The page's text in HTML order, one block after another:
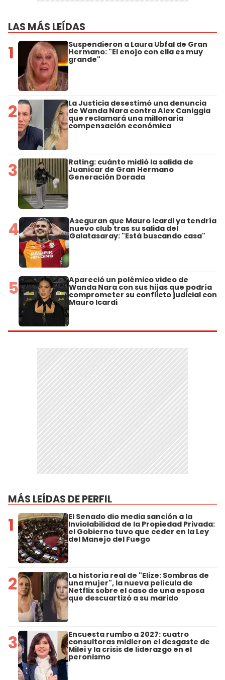
LAS MÁS LEÍDAS
1 Suspendieron a Laura Ubfal de Gran
Hermano: "El enojo con ella es muy
grande"
2 La Justicia desestimó una denuncia
de Wanda Nara contra Alex Caniggia
que reclamará una millonaria
compensación económica
3 Rating: cuánto midió la salida de
Juanicar de Gran Hermano
Generación Dorada
4 Aseguran que Mauro Icardi ya tendría
nuevo club tras su salida del
Galatasaray: "Está buscando casa"
5 Apareció un polémico video de
Wanda Nara con sus hijas que podría
comprometer su conflicto judicial con
Mauro Icardi
MÁS LEÍDAS DE PERFIL
1 El Senado dio media sanción a la
Inviolabilidad de la Propiedad Privada:
el Gobierno tuvo que ceder en la Ley
del Manejo del Fuego
2 La historia real de "Elize: Sombras de
una mujer", la nueva película de
Netflix sobre el caso de una esposa
que descuartizó a su marido
3 Encuesta rumbo a 2027: cuatro
consultoras midieron el desgaste de
Milei y la crisis de liderazgo en el
peronismo